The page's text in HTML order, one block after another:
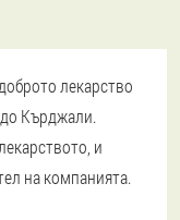
лекарство
до Кърджали.
и
на компанията.